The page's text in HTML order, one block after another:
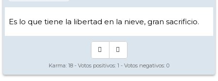
Es lo que tiene la libertad en la nieve, gran sacrificio.
Karma: 18 - Votos positivos: 1 - Votos negativos: 0